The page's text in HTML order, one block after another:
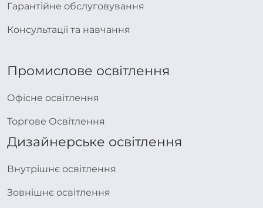
Гарантійне обслуговування
Консультації та навчання
Промислове освітлення
Офісне освітлення
Торгове Освітлення
Дизайнерське освітлення
Внутрішнє освітлення
Зовнішнє освітлення